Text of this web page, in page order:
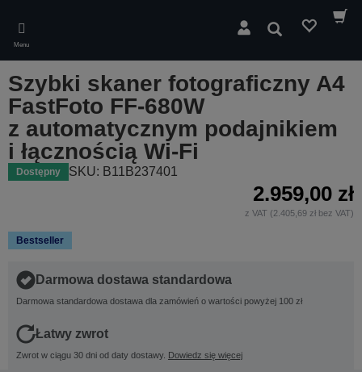
main
content
Menu
Wyszukaj
Szybki skaner fotograficzny A4
FastFoto FF-680W
z automatycznym podajnikiem
i łącznością Wi-Fi
Dostępny SKU: B11B237401
2.959,00 zł
z VAT (2.405,69 zł bez VAT)
Bestseller
Darmowa dostawa standardowa
Darmowa standardowa dostawa dla zamówień o wartości powyżej 100 zł
Łatwy zwrot
Zwrot w ciągu 30 dni od daty dostawy. Dowiedz się więcej